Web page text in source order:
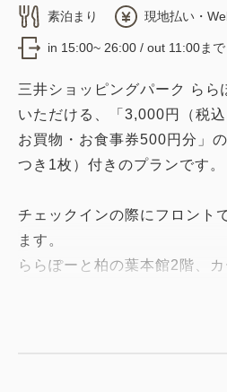
素泊まり 現地払い・
in 15:00~ 26:00 / out 11:00まで
三井ショッピングパーク らら
いただける、「3,000円（税
お買物・お食事券500円分」
つき1枚）付きのプランです。
チェックインの際にフロント
ます。
ららぽーと柏の葉本館2階、
カードデスク営業時間：11：